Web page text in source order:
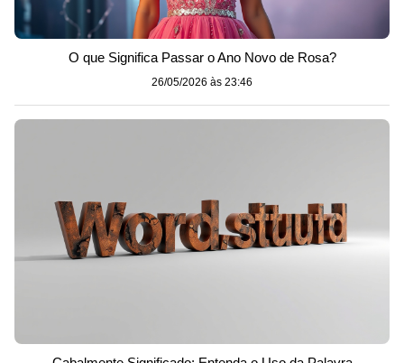
O que Significa Passar o Ano Novo de Rosa?
26/05/2026 às 23:46